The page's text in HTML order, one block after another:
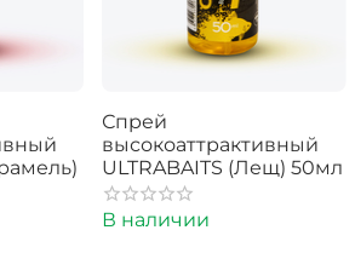
Спрей
высокоаттрактивный
ULTRABAITS (Лещ) 50мл
В наличии